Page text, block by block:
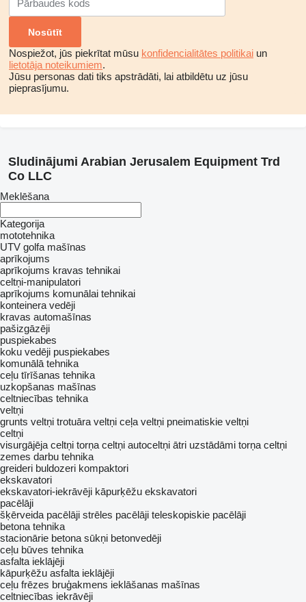
Nospiežot, jūs piekrītat mūsu konfidencialitātes politikai un
lietotāja noteikumiem.
Jūsu personas dati tiks apstrādāti, lai atbildētu uz jūsu
pieprasījumu.
Sludinājumi Arabian Jerusalem Equipment Trd
Co LLC
Meklēšana
Kategorija
mototehnika
UTV golfa mašīnas
aprīkojums
aprīkojums kravas tehnikai
celtņi-manipulatori
aprīkojums komunālai tehnikai
konteinera vedēji
kravas automašīnas
pašizgāzēji
puspiekabes
koku vedēji puspiekabes
komunālā tehnika
ceļu tīrīšanas tehnika
uzkopšanas mašīnas
celtniecības tehnika
veltņi
grunts veltņi trotuāra veltņi ceļa veltņi pneimatiskie veltņi
celtņi
visurgājēja celtņi torņa celtņi autoceltņi ātri uzstādāmi torņa celtņi
zemes darbu tehnika
greideri buldozeri kompaktori
ekskavatori
ekskavatori-iekrāvēji kāpurķēžu ekskavatori
pacēlāji
šķērveida pacēlāji strēles pacēlāji teleskopiskie pacēlāji
betona tehnika
stacionārie betona sūkņi betonvedēji
ceļu būves tehnika
asfalta ieklājēji
kāpurķēžu asfalta ieklājēji
ceļu frēzes bruģakmens ieklāšanas mašīnas
celtniecības iekrāvēji